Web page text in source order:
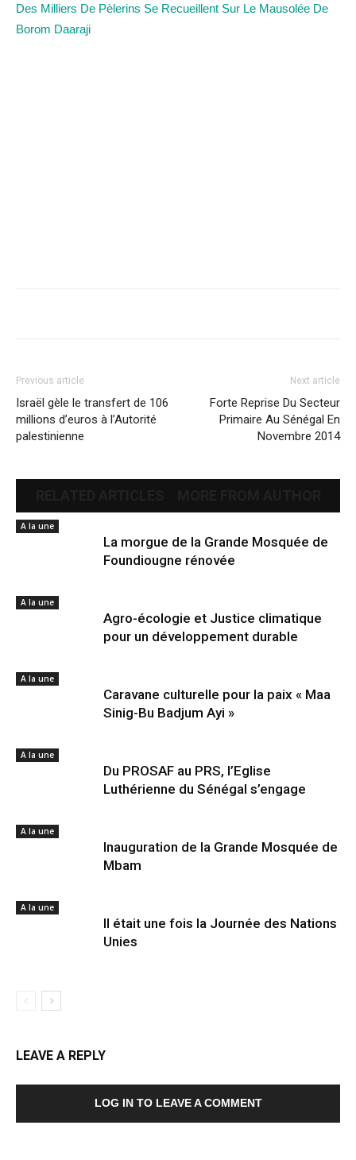
Des Milliers De Pèlerins Se Recueillent Sur Le Mausolée De
Borom Daaraji
Previous article
Israël gèle le transfert de 106
millions d’euros à l’Autorité
palestinienne
Next article
Forte Reprise Du Secteur
Primaire Au Sénégal En
Novembre 2014
A la une
La morgue de la Grande Mosquée de
Foundiougne rénovée
A la une
Agro-écologie et Justice climatique
pour un développement durable
A la une
Caravane culturelle pour la paix « Maa
Sinig-Bu Badjum Ayi »
A la une
Du PROSAF au PRS, l’Eglise
Luthérienne du Sénégal s’engage
A la une
Inauguration de la Grande Mosquée de
Mbam
A la une
Il était une fois la Journée des Nations
Unies
LEAVE A REPLY
LOG IN TO LEAVE A COMMENT